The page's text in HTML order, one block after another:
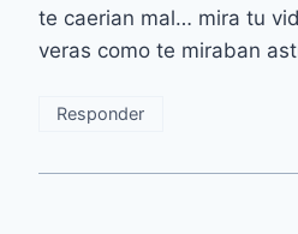
te caerian mal… mira tu
veras como te miraban
Responder